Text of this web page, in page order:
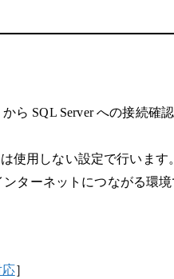
ら SQL Server への接続確
使用しない設定で行います。
ターネットにつながる環
］